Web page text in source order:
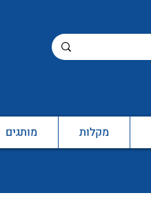
מקלות מותגים